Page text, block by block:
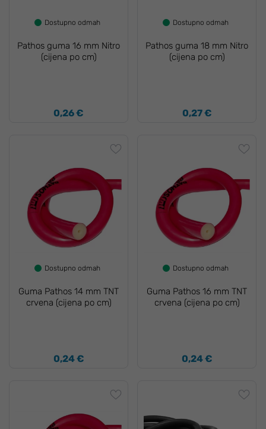
Dostupno odmah
Pathos guma 16 mm Nitro
(cijena po cm)
0,26 €
Dostupno odmah
Pathos guma 18 mm Nitro
(cijena po cm)
0,27 €
Dostupno odmah
Guma Pathos 14 mm TNT
crvena (cijena po cm)
0,24 €
Dostupno odmah
Guma Pathos 16 mm TNT
crvena (cijena po cm)
0,24 €